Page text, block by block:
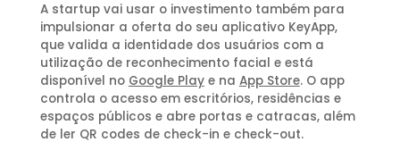
A startup vai usar o investimento também para
impulsionar a oferta do seu aplicativo KeyApp,
que valida a identidade dos usuários com a
utilização de reconhecimento facial e está
disponível no Google Playe na App Store. O app
controla o acesso em escritórios, residências e
espaços públicos e abre portas e catracas, além
de ler QR codes de check-in e check-out.